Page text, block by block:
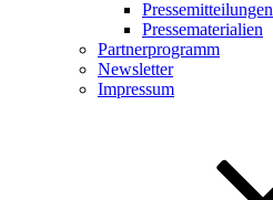
Pressemitteilungen
Pressematerialien
Partnerprogramm
Newsletter
Impressum